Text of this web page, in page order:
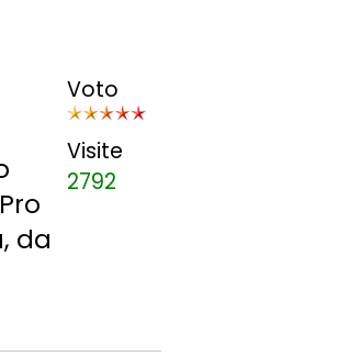
da
Voto
Visite
2792